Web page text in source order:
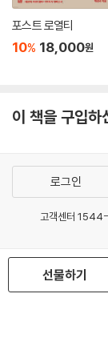
대항할 협상력을 갖
이트를 기업과 정부
리가 누리는 것도 가
정부와 기업, 시민
포스트 로열티
10% 18,000원
이 책을 구입하
선물하기
로그인
고객센터
이용약